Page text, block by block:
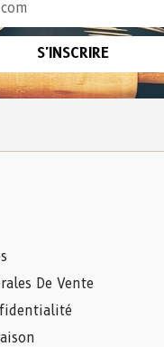
S'INSCRIRE
De Vente